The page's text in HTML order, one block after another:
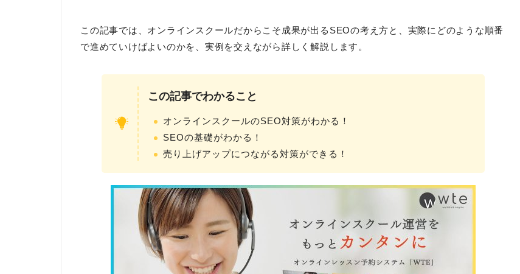
この記事では、オンラインスクールだからこそ成果が出るSEOの考え方と、実際にどのような順番
で進めていけばよいのかを、実例を交えながら詳しく解説します。
この記事でわかること
オンラインスクールのSEO対策がわかる！
SEOの基礎がわかる！
売り上げアップにつながる対策ができる！